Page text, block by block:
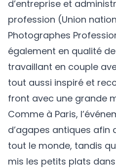
d’entreprise et
profession (Union
Photographes
également en qualité
travaillant en couple
tout aussi inspiré et
front avec une grande
Comme à Paris,
d’agapes antiques
tout le monde, tandis
mis les petits plats